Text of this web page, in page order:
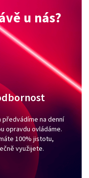
u nás?
na denní
opravdu ovládáme.
100% jistotu,
využijete.